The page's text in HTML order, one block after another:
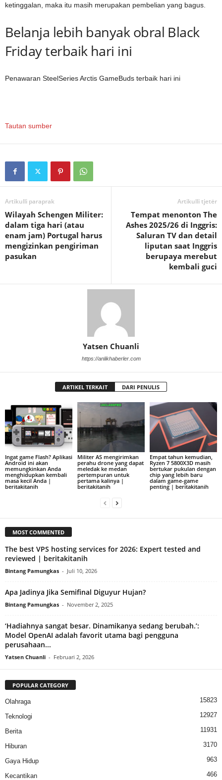
ketinggalan, maka itu masih merupakan pembelian yang bagus.
Belanja lebih banyak obral Black
Friday terbaik hari ini
Penawaran SteelSeries Arctis GameBuds terbaik hari ini
Tautan sumber
Artikulli paraprak
Wilayah Schengen Militer:
dalam tiga hari (atau
enam jam) Portugal harus
mengizinkan pengiriman
pasukan
Artikulli tjetër
Tempat menonton The
Ashes 2025/26 di Inggris:
Saluran TV dan detail
liputan saat Inggris
berupaya merebut
kembali guci
Yatsen Chuanli
https://anlikhaberler.com
ARTIKEL TERKAIT DARI PENULIS
Ingat game Flash? Aplikasi
Android ini akan
memungkinkan Anda
menghidupkan kembali
masa kecil Anda |
beritakitanih
Militer AS mengirimkan
perahu drone yang dapat
meledak ke medan
pertempuran untuk
pertama kalinya |
beritakitanih
Empat tahun kemudian,
Ryzen 7 5800X3D masih
bertukar pukulan dengan
chip yang lebih baru
dalam game-game
penting | beritakitanih
MOST COMMENTED
The best VPS hosting services for 2026: Expert tested and
reviewed | beritakitanih
Bintang Pamungkas - Juli 10, 2026
Apa Jadinya Jika Semifinal Diguyur Hujan?
Bintang Pamungkas - November 2, 2025
‘Hadiahnya sangat besar. Dinamikanya sedang berubah.’:
Model OpenAI adalah favorit utama bagi pengguna
perusahaan...
Yatsen Chuanli - Februari 2, 2026
POPULAR CATEGORY
Olahraga 15823
Teknologi 12927
Berita 11931
Hiburan 3170
Gaya Hidup 963
Kecantikan 466